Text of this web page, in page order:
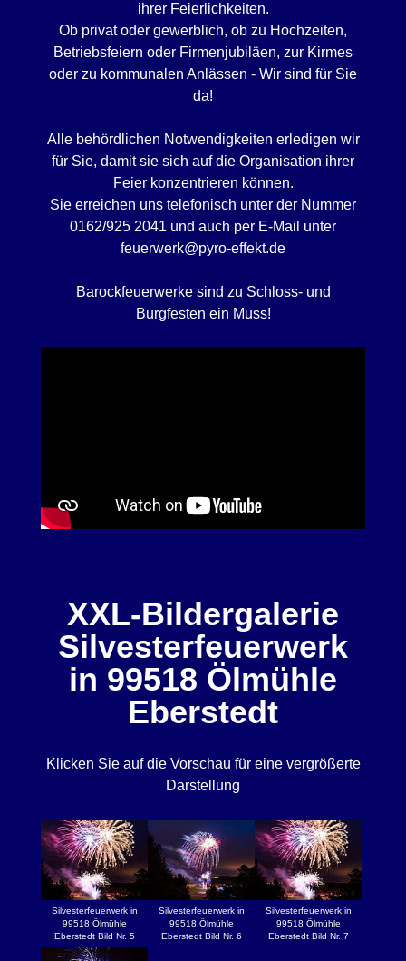
ihrer Feierlichkeiten.
Ob privat oder gewerblich, ob zu Hochzeiten,
Betriebsfeiern oder Firmenjubiläen, zur Kirmes
oder zu kommunalen Anlässen - Wir sind für Sie
da!
Alle behördlichen Notwendigkeiten erledigen wir
für Sie, damit sie sich auf die Organisation ihrer
Feier konzentrieren können.
Sie erreichen uns telefonisch unter der Nummer
0162/925 2041 und auch per E-Mail unter
feuerwerk@pyro-effekt.de
Barockfeuerwerke sind zu Schloss- und
Burgfesten ein Muss!
XXL-Bildergalerie
Silvesterfeuerwerk
in 99518 Ölmühle
Eberstedt
Klicken Sie auf die Vorschau für eine vergrößerte
Darstellung
Silvesterfeuerwerk in
99518 Ölmühle
Eberstedt Bild Nr. 5
Silvesterfeuerwerk in
99518 Ölmühle
Eberstedt Bild Nr. 6
Silvesterfeuerwerk in
99518 Ölmühle
Eberstedt Bild Nr. 7